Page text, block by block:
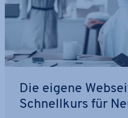
Die eigene
Schnell­kurs für